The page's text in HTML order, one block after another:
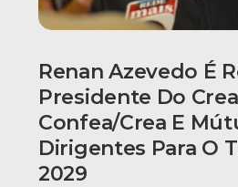
Renan Azevedo É
Presidente Do
Confea/Crea E
Dirigentes Para O
2029